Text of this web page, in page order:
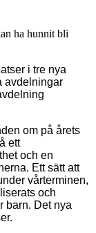
ha hunnit bli
i tre nya
avdelningar
om på årets
ett
och en
Ett sätt att
vårterminen,
och
barn. Det nya